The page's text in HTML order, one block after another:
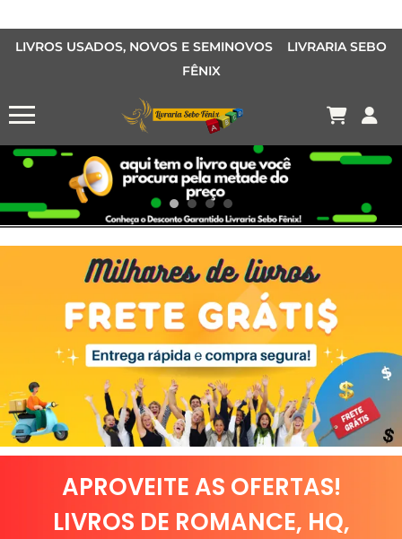
LIVROS USADOS, NOVOS E SEMINOVOS LIVRARIA SEBO
FÊNIX
Conheça o Desconto Garantido de livros Sebo Fênix!
OFERTA HISTORIAS EM QUADRINHOS
OFERTA MANGÁS
MANGÁS BARATOS
APROVEITE AS OFERTAS!
LIVROS DE ROMANCE, HQ,